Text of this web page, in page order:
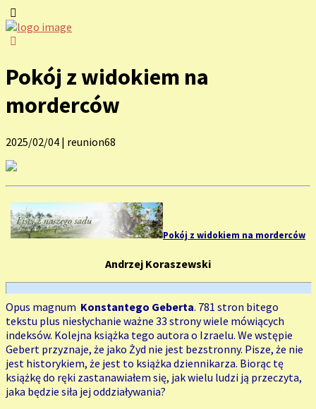
Pokój z widokiem na
morderców
2025/02/04 | reunion68
Pokój z widokiem na morderców
Andrzej Koraszewski
Opus magnum Konstantego Geberta. 781 stron bitego
tekstu plus niesłychanie ważne 33 strony wiele mówiących
indeksów. Kolejna książka tego autora o Izraelu. We wstępie
Gebert przyznaje, że jako Żyd nie jest bezstronny. Pisze, że nie
jest historykiem, że jest to książka dziennikarza. Biorąc tę
książkę do ręki zastanawiałem się, jak wielu ludzi ją przeczyta,
jaka będzie siła jej oddziaływania?